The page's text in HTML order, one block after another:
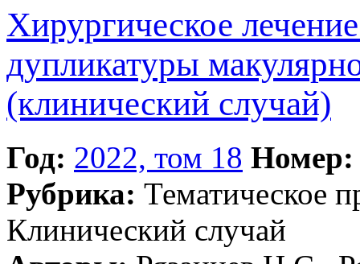
Хирургическое
дупликатуры
(клинический случай)
Год: 2022, том 18 Номер:
Рубрика: Тематическое
Клинический случай